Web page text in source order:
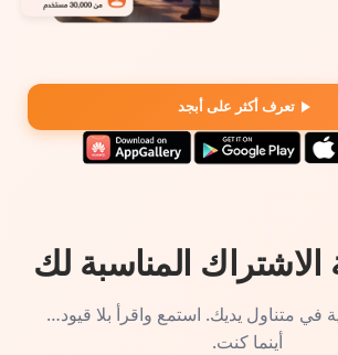
تعرف أكثر على أبجد
المناسبة لك
في متناول يديك. استمع واقرأ بلا قيود…
أينما كنت.